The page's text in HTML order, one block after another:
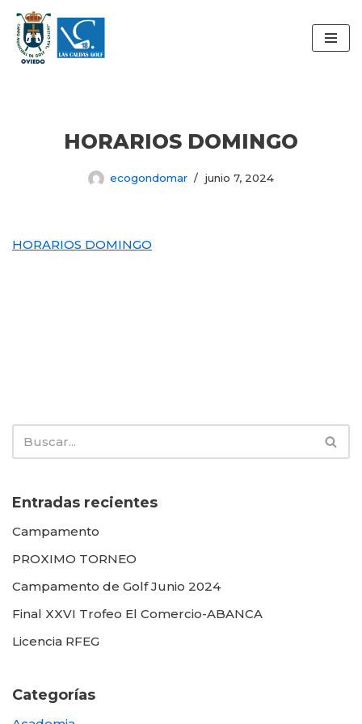
Saltar
al
HORARIOS DOMINGO
ecogondomar junio 7, 2024
HORARIOS DOMINGO
Entradas recientes
Campamento
PROXIMO TORNEO
Campamento de Golf Junio 2024
Final XXVI Trofeo El Comercio-ABANCA
Licencia RFEG
Categorías